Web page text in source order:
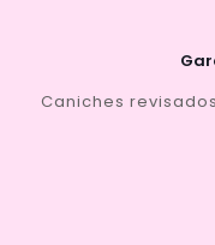
Caniches